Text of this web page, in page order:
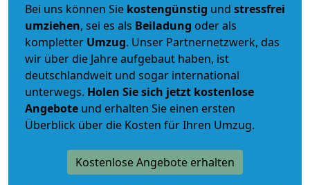
Bei uns können Sie kostengünstig und stressfrei
umziehen, sei es als Beiladung oder als
kompletter Umzug. Unser Partnernetzwerk, das
wir über die Jahre aufgebaut haben, ist
deutschlandweit und sogar international
unterwegs. Holen Sie sich jetzt kostenlose
Angebote und erhalten Sie einen ersten
Überblick über die Kosten für Ihren Umzug.
Kostenlose Angebote erhalten